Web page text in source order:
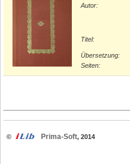
Autor:
Titel:
Übersetzung:
Seiten:
© Prima-Soft, 2014